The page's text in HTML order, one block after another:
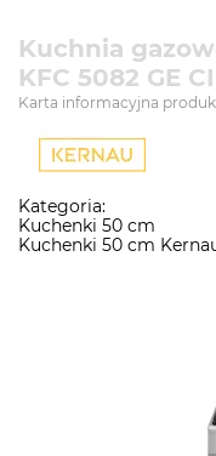
Kuchnia
KFC 5082 GE
Karta informacyjna
Kategoria:
Kuchenki 50 cm
Kuchenki 50 cm